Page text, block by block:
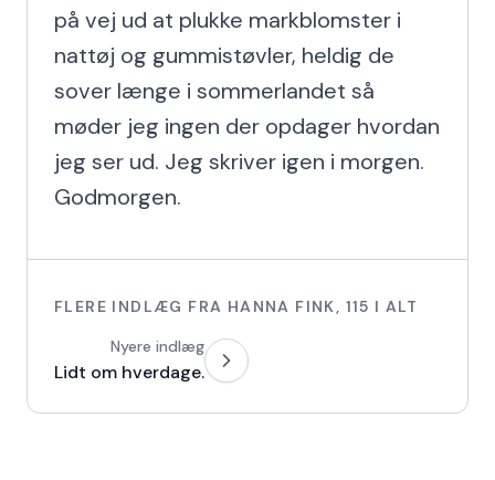
på vej ud at plukke markblomster i
nattøj og gummistøvler, heldig de
sover længe i sommerlandet så
møder jeg ingen der opdager hvordan
jeg ser ud. Jeg skriver igen i morgen.
Godmorgen.
FLERE INDLÆG FRA HANNA FINK, 115 I ALT
Nyere indlæg
Lidt om hverdage.